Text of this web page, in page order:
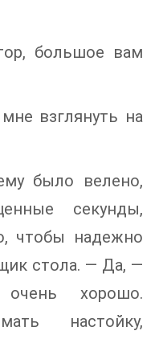
большое вам
взглянуть на
было велено,
секунды,
чтобы надежно
стола. — Да, —
хорошо.
настойку,